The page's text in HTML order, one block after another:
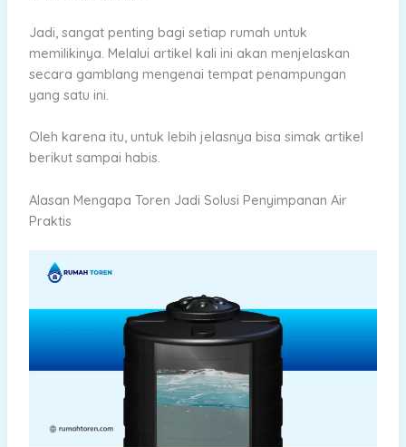
Jadi, sangat penting bagi setiap rumah untuk
memilikinya. Melalui artikel kali ini akan menjelaskan
secara gamblang mengenai tempat penampungan
yang satu ini.
Oleh karena itu, untuk lebih jelasnya bisa simak artikel
berikut sampai habis.
Alasan Mengapa Toren Jadi Solusi Penyimpanan Air
Praktis